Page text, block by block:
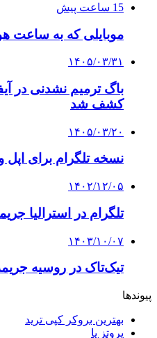
15 ساعت پیش
موبایلی که به ساعت
۱۴۰۵/۰۳/۳۱
باگ ترمیم نشدنی در
کشف شد
۱۴۰۵/۰۳/۲۰
نسخه تلگرام برای
۱۴۰۲/۱۲/۰۵
تلگرام در استرالیا
۱۴۰۳/۱۰/۰۷
تیک‌تاک در روسیه
پیوندها
بهترین بروکر کپی ترید
پروتز پا